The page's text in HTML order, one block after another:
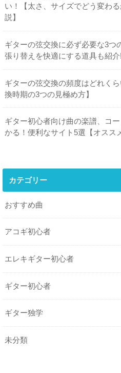
い！【太さ、サイズでどう変わ
説】
ギターの弦交換に必ず必要な3つ
張り替えを快適にする道具も紹介
ギターの弦交換の頻度はどれく
換時期の3つの見極め方】
ギター初心者向け曲の楽譜、コ
かる！便利なサイト5選【オスス
カテゴリー
おすすめ曲
アコギ初心者
エレキギター初心者
ギター初心者
ギター独学
未分類